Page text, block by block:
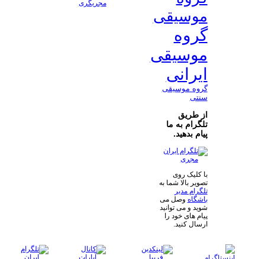
مجریگری
موسیقی
گروه
موسیقی
ایرانی
گروه موسیقی
سنتی
از طریق
تلگرام به ما
پیام بدهید.
با کلیک روی
تصویر بالا شما به
تلگرام مدیر
باشگاه وصل می
شوید و می توانید
پیام های خود را
ارسال کنید.